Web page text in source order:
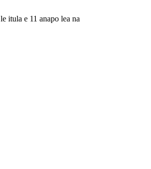
itula e 11 anapo lea na